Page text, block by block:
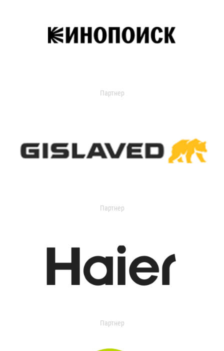
Партнер
Партнер
Партнер